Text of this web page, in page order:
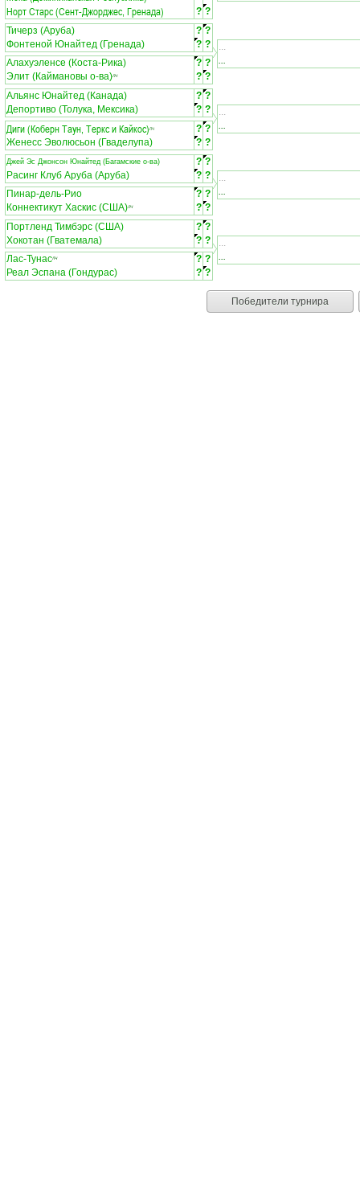
Норт Старс (Сент-Джорджес, Гренада) ? ?
Тичерз (Аруба) ? ?
Фонтеной Юнайтед (Гренада)
? ?
Алахуэленсе (Коста-Рика)
? ?
Элит (Каймановы о-ва)ЛЧ ? ?
...
...
Альянс Юнайтед (Канада) ? ?
Депортиво (Толука, Мексика)
? ?
Диги (Коберн Таун, Теркс и Кайкос)ЛЧ ? ?
Женесс Эволюсьон (Гваделупа)
? ?
...
...
Джей Эс Джонсон Юнайтед (Багамские о-ва) ? ?
Расинг Клуб Аруба (Аруба)
? ?
Пинар-дель-Рио
? ?
Коннектикут Хаскис (США)ЛЧ ? ?
...
...
Портленд Тимбэрс (США) ? ?
Хокотан (Гватемала)
? ?
Лас-ТунасЛЧ ? ?
Реал Эспана (Гондурас)
? ?
...
...
Победители турнира